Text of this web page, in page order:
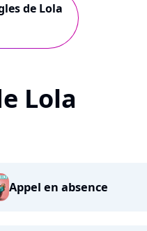
de Lola
Lola
Appel en absence